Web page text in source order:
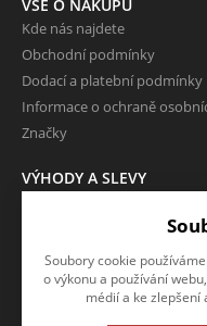
VŠE O NÁKUPU
Kde nás najdete
Obchodní podmínky
Dodací a platební podmínky
Informace o ochraně
Značky
VÝHODY A SLEVY
O FIRMĚ
Soubory cookie
o výkonu a používání
médií a ke zlepšení